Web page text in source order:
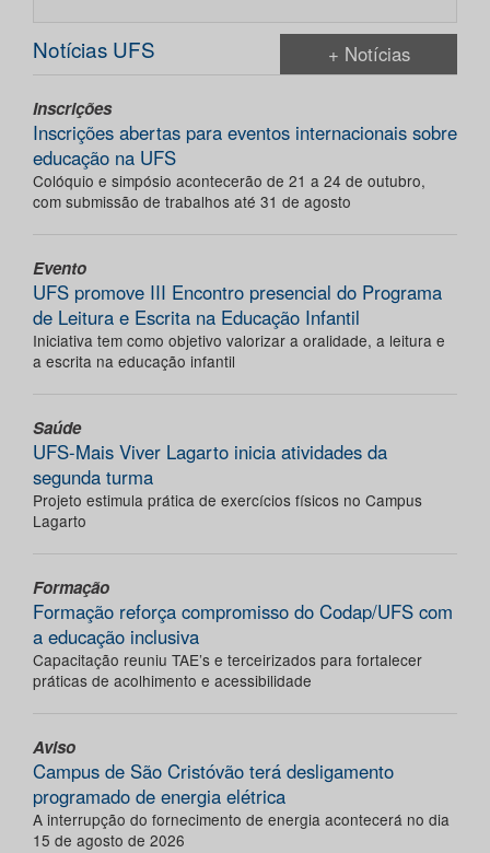
Notícias UFS + Notícias
Inscrições
Inscrições abertas para eventos internacionais sobre
educação na UFS
Colóquio e simpósio acontecerão de 21 a 24 de outubro,
com submissão de trabalhos até 31 de agosto
Evento
UFS promove III Encontro presencial do Programa
de Leitura e Escrita na Educação Infantil
Iniciativa tem como objetivo valorizar a oralidade, a leitura e
a escrita na educação infantil
Saúde
UFS-Mais Viver Lagarto inicia atividades da
segunda turma
Projeto estimula prática de exercícios físicos no Campus
Lagarto
Formação
Formação reforça compromisso do Codap/UFS com
a educação inclusiva
Capacitação reuniu TAE’s e terceirizados para fortalecer
práticas de acolhimento e acessibilidade
Aviso
Campus de São Cristóvão terá desligamento
programado de energia elétrica
A interrupção do fornecimento de energia acontecerá no dia
15 de agosto de 2026